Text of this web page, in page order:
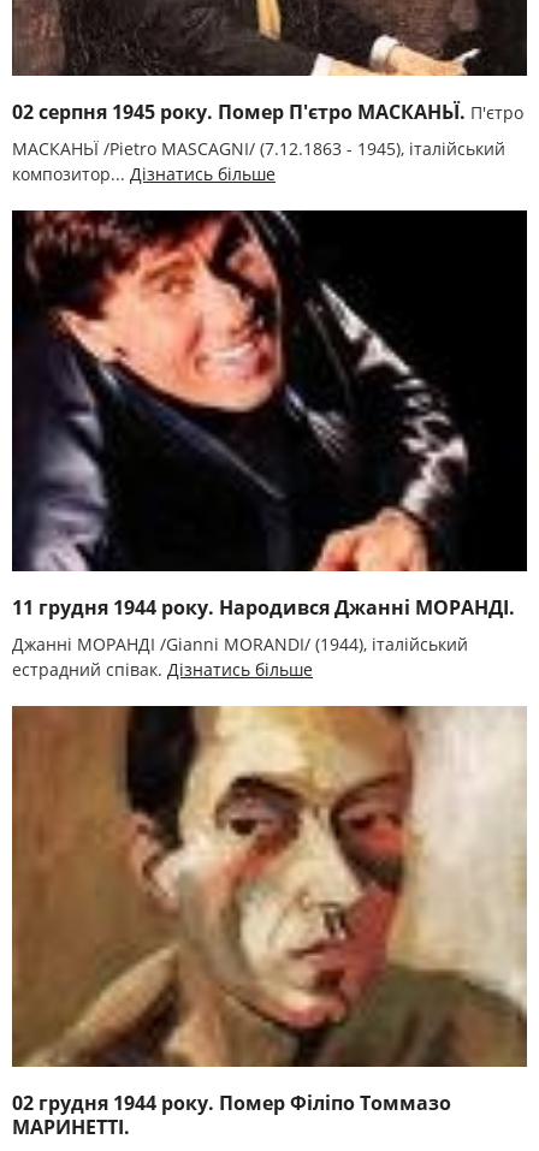
02 серпня 1945 року. Помер П'єтро МАСКАНЬЇ. П'єтро
МАСКАНЬЇ /Pietro MASCAGNI/ (7.12.1863 - 1945), італійський
композитор... Дізнатись більше
11 грудня 1944 року. Народився Джанні МОРАНДІ.
Джанні МОРАНДІ /Gianni MORANDI/ (1944), італійський
естрадний співак. Дізнатись більше
02 грудня 1944 року. Помер Філіпо Томмазо
МАРИНЕТТІ.